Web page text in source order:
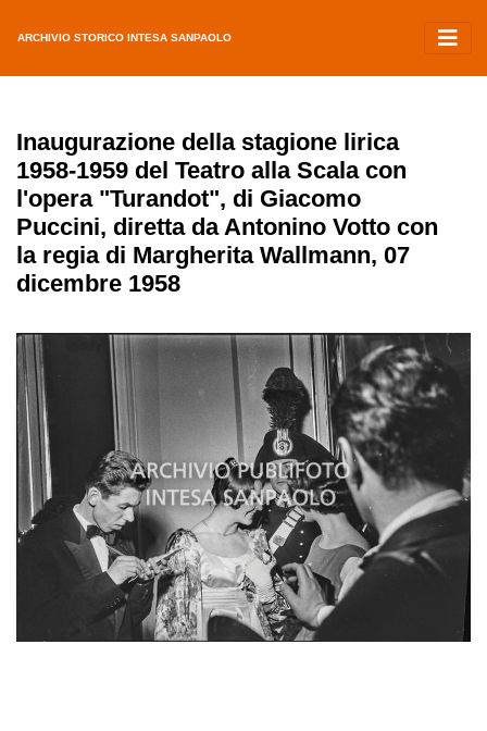
ARCHIVIO STORICO INTESA SANPAOLO
Inaugurazione della stagione lirica
1958-1959 del Teatro alla Scala con
l'opera "Turandot", di Giacomo
Puccini, diretta da Antonino Votto con
la regia di Margherita Wallmann, 07
dicembre 1958